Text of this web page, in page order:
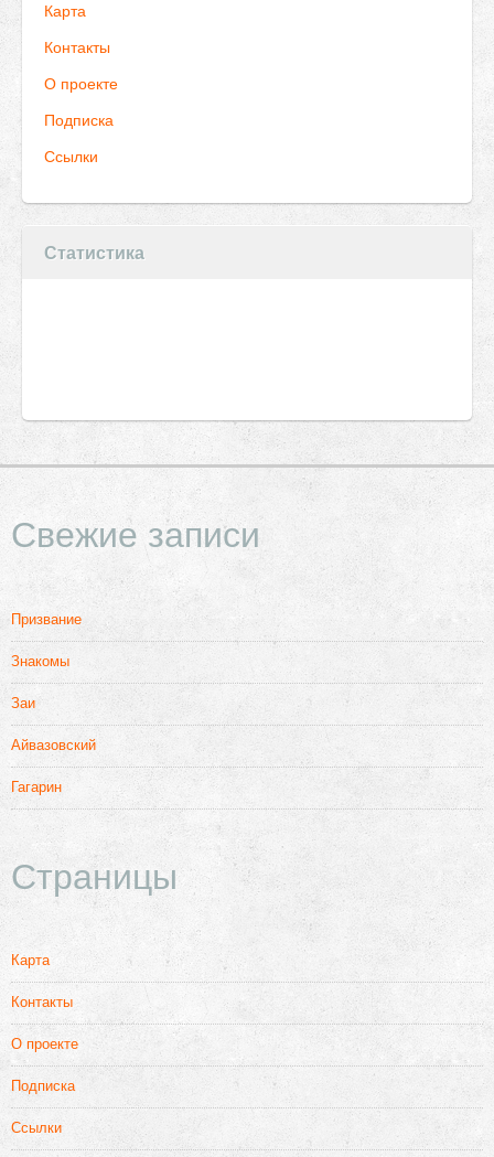
Карта
Контакты
О проекте
Подписка
Ссылки
Статистика
Свежие записи
Призвание
Знакомы
Заи
Айвазовский
Гагарин
Страницы
Карта
Контакты
О проекте
Подписка
Ссылки